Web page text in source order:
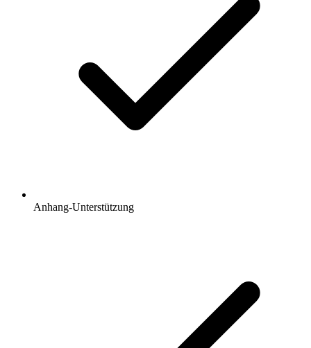
Anhang-Unterstützung